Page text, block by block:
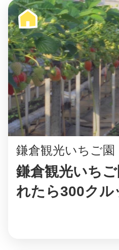
鎌倉観光いちご園
鎌倉観光いち
れたら300クル